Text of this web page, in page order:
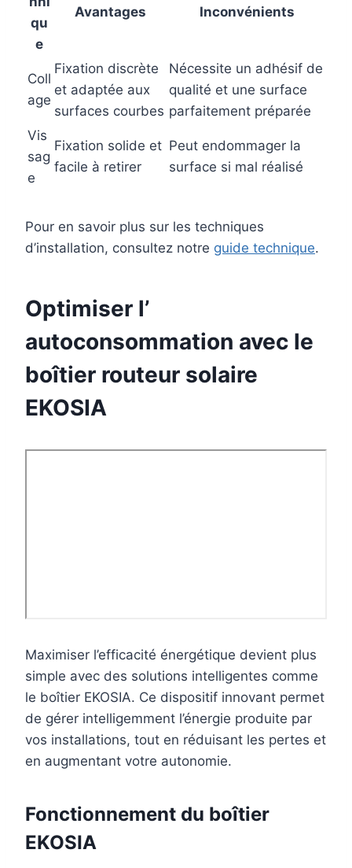
qu
e
Avantages Inconvénients
Coll
age
Fixation discrète
et adaptée aux
surfaces courbes
Nécessite un adhésif de
qualité et une surface
parfaitement préparée
Vis
sag
e
Fixation solide et
facile à retirer
Peut endommager la
surface si mal réalisé
Pour en savoir plus sur les techniques
d’installation, consultez notre guide technique.
Optimiser l’
autoconsommation avec le
boîtier routeur solaire
EKOSIA
Maximiser l’efficacité énergétique devient plus
simple avec des solutions intelligentes comme
le boîtier EKOSIA. Ce dispositif innovant permet
de gérer intelligemment l’énergie produite par
vos installations, tout en réduisant les pertes et
en augmentant votre autonomie.
Fonctionnement du boîtier
EKOSIA